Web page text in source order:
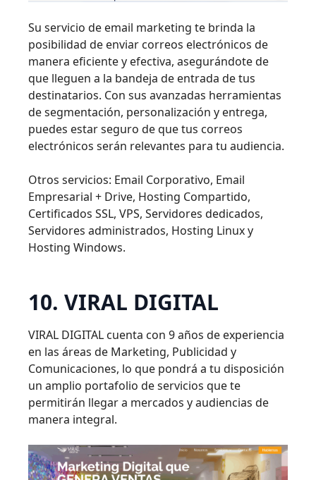
Su servicio de email marketing te brinda la
posibilidad de enviar correos electrónicos de
manera eficiente y efectiva, asegurándote de
que lleguen a la bandeja de entrada de tus
destinatarios. Con sus avanzadas herramientas
de segmentación, personalización y entrega,
puedes estar seguro de que tus correos
electrónicos serán relevantes para tu audiencia.
Otros servicios: Email Corporativo, Email
Empresarial + Drive, Hosting Compartido,
Certificados SSL, VPS, Servidores dedicados,
Servidores administrados, Hosting Linux y
Hosting Windows.
10. VIRAL DIGITAL
VIRAL DIGITAL cuenta con 9 años de experiencia
en las áreas de Marketing, Publicidad y
Comunicaciones, lo que pondrá a tu disposición
un amplio portafolio de servicios que te
permitirán llegar a mercados y audiencias de
manera integral.